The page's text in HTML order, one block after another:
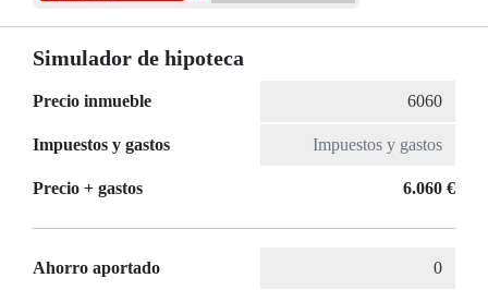
Simulador de hipoteca
Precio inmueble
Impuestos y gastos
Precio + gastos 6.060 €
Ahorro aportado